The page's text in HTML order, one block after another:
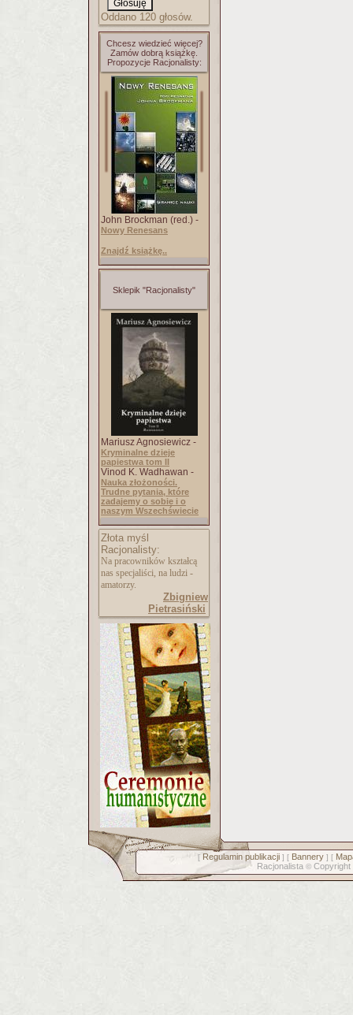
Oddano 120 głosów.
Chcesz wiedzieć więcej?
Zamów dobrą książkę.
Propozycje Racjonalisty:
John Brockman (red.) -
Nowy Renesans
Znajdź książkę..
Sklepik "Racjonalisty"
Mariusz Agnosiewicz -
Kryminalne dzieje
papiestwa tom II
Vinod K. Wadhawan -
Nauka złożoności.
Trudne pytania, które
zadajemy o sobie i o
naszym Wszechświecie
Złota myśl
Racjonalisty:
Na pracowników kształcą
nas specjaliści, na ludzi -
amatorzy.
Zbigniew
Pietrasiński
[ Regulamin publikacji] [ Bannery] [
Racjonalista © Copyright